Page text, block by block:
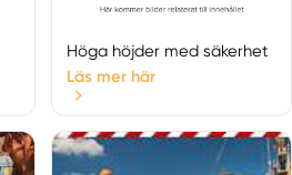
Höga höjder med säkerhet
Läs mer här